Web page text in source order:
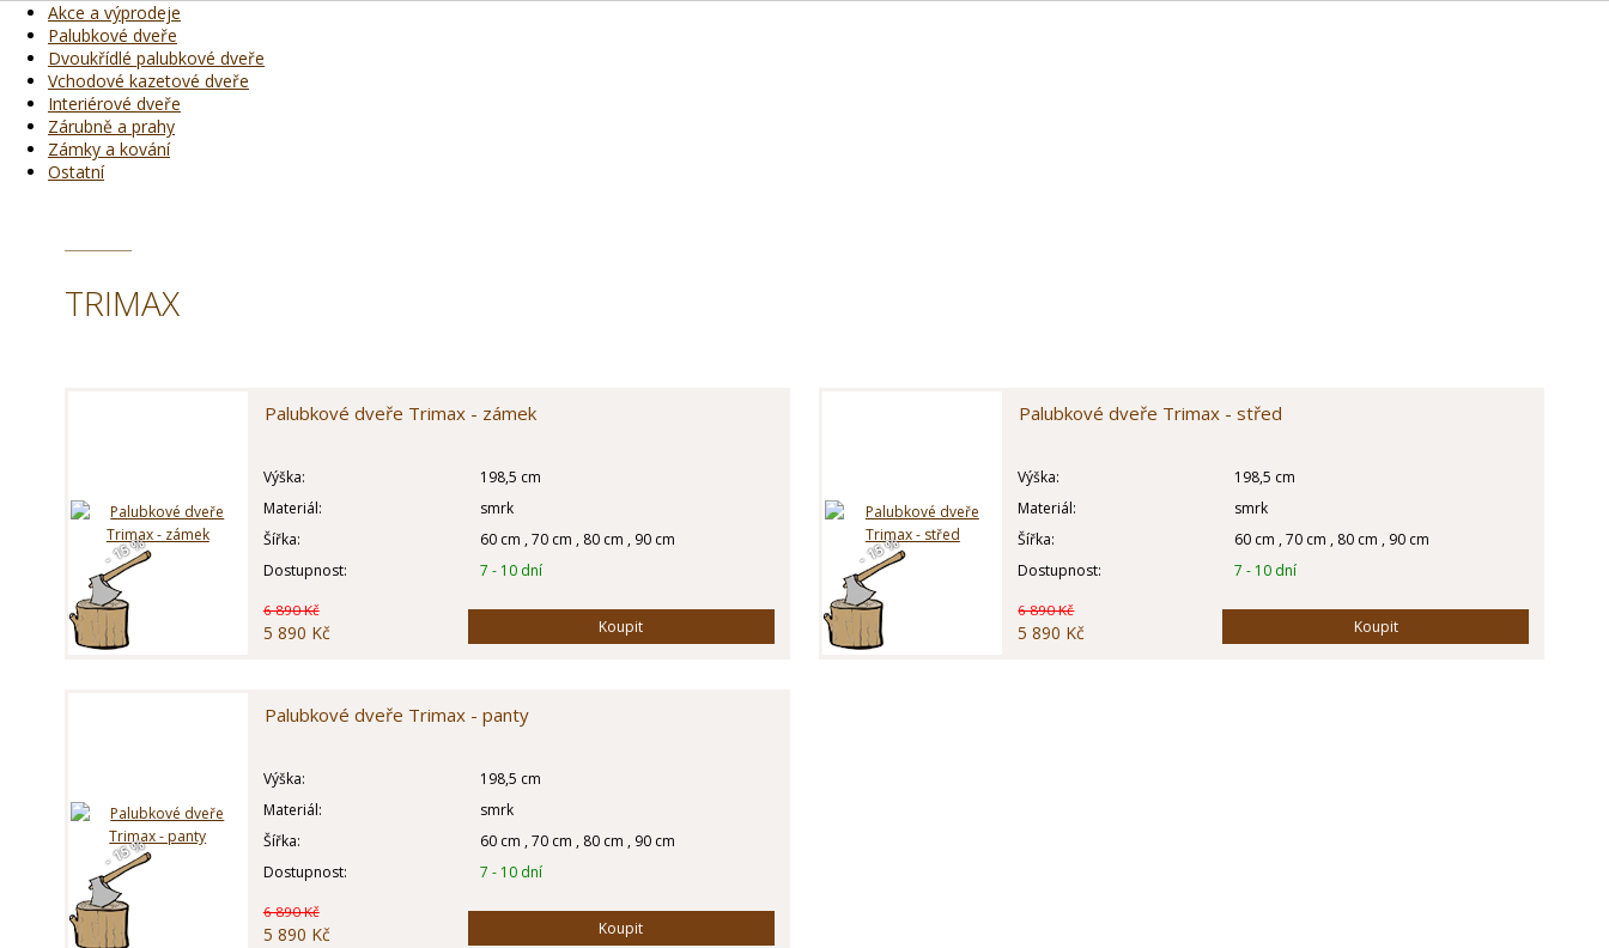
Akce a výprodeje
Palubkové dveře
Dvoukřídlé palubkové dveře
Vchodové kazetové dveře
Interiérové dveře
Zárubně a prahy
Zámky a kování
Ostatní
TRIMAX
- 15 %
Palubkové dveře Trimax - zámek
Výška:
198,5 cm
Materiál:
smrk
Šířka:
60 cm , 70 cm , 80 cm , 90 cm
Dostupnost:
7 - 10 dní
6 890 Kč
5 890 Kč Koupit
- 15 %
Palubkové dveře Trimax - střed
Výška:
198,5 cm
Materiál:
smrk
Šířka:
60 cm , 70 cm , 80 cm , 90 cm
Dostupnost:
7 - 10 dní
6 890 Kč
5 890 Kč Koupit
- 15 %
Palubkové dveře Trimax - panty
Výška:
198,5 cm
Materiál:
smrk
Šířka:
60 cm , 70 cm , 80 cm , 90 cm
Dostupnost:
7 - 10 dní
6 890 Kč
5 890 Kč Koupit